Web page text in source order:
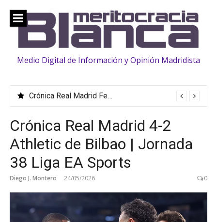
contenido
Medio Digital de Información y Opinión Madridista
Crónica Real Madrid Fem. 2-0 Crystal Palace | Amistoso (Pretemporada)
Crónica Real Madrid 4-2
Athletic de Bilbao | Jornada
38 Liga EA Sports
Diego J. Montero 24/05/2026 0